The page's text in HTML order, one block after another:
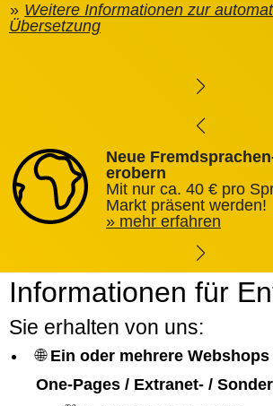
Weitere Informationen zur
Übersetzung
Neue
erobern
Mit nur ca. 40 € pro
Markt präsent werden!
mehr erfahren
Informationen für
Sie erhalten von uns:
🌐 Ein oder mehrere
One-Pages / Extranet- /